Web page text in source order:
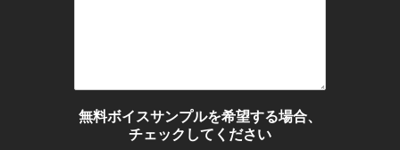
無料ボイスサンプルを希望する場合、
チェックしてください